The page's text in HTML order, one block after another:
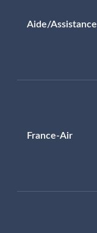
Aide/Assistance
France-Air